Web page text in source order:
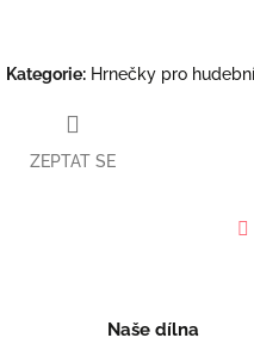
Kategorie: Hrnečky pro
ZEPTAT SE
Naše dílna